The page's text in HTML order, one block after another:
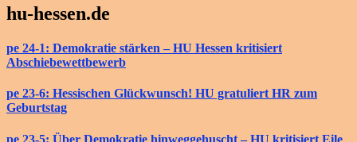
hu-hessen.de
pe 24-1: Demokratie stärken – HU Hessen kritisiert
Abschiebewettbewerb
pe 23-6: Hessischen Glückwunsch! HU gratuliert HR zum
Geburtstag
pe 23-5: Über Demokratie hinweggehuscht – HU kritisiert Eile